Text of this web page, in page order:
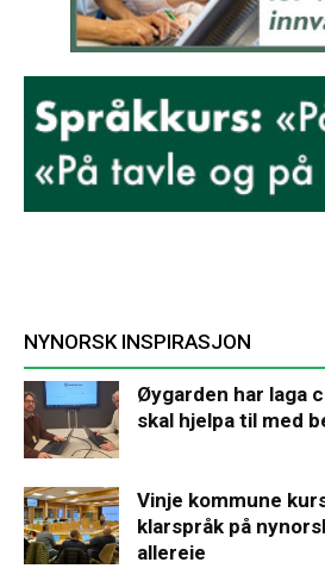
NYNORSK INSPIRASJON
Øygarden har laga
skal hjelpa til med
Vinje kommune
klarspråk på
allereie